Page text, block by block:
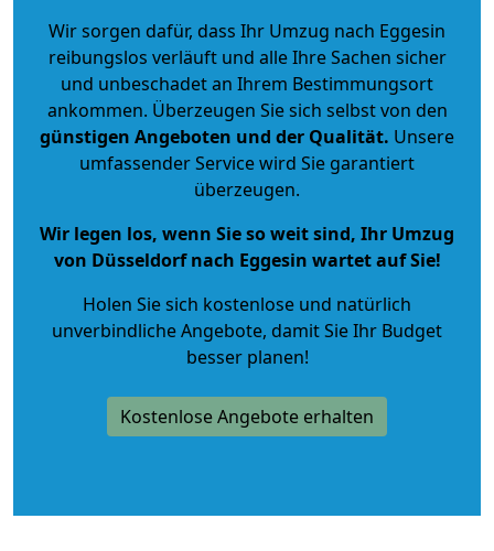
Wir sorgen dafür, dass Ihr Umzug nach Eggesin
reibungslos verläuft und alle Ihre Sachen sicher
und unbeschadet an Ihrem Bestimmungsort
ankommen. Überzeugen Sie sich selbst von den
günstigen Angeboten und der Qualität. Unsere
umfassender Service wird Sie garantiert
überzeugen.
Wir legen los, wenn Sie so weit sind, Ihr Umzug
von Düsseldorf nach Eggesin wartet auf Sie!
Holen Sie sich kostenlose und natürlich
unverbindliche Angebote, damit Sie Ihr Budget
besser planen!
Kostenlose Angebote erhalten